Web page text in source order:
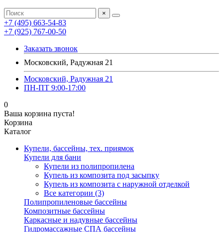
×
+7 (495) 663-54-83
+7 (925) 767-00-50
Заказать звонок
Московский, Радужная 21
Московский, Радужная 21
ПН-ПТ 9:00-17:00
0
Ваша корзина пуста!
Корзина
Каталог
Купели, бассейны, тех. приямок
Купели для бани
Купели из полипропилена
Купель из композита под засыпку
Купель из композита с наружной отделкой
Все категории (3)
Полипропиленовые бассейны
Композитные бассейны
Каркасные и надувные бассейны
Гидромассажные СПА бассейны